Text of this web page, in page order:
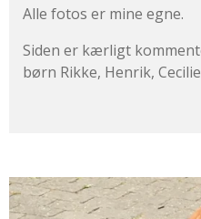
Alle fotos er mine egne.
Siden er kærligt
børn Rikke, Henrik,